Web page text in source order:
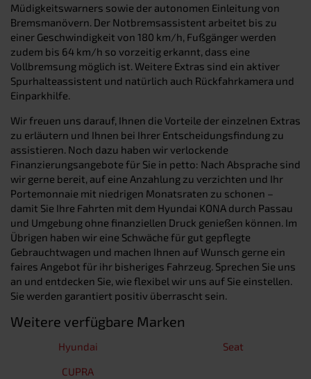
Müdigkeitswarners sowie der autonomen Einleitung von
Bremsmanövern. Der Notbremsassistent arbeitet bis zu
einer Geschwindigkeit von 180 km/h, Fußgänger werden
zudem bis 64 km/h so vorzeitig erkannt, dass eine
Vollbremsung möglich ist. Weitere Extras sind ein aktiver
Spurhalteassistent und natürlich auch Rückfahrkamera und
Einparkhilfe.
Wir freuen uns darauf, Ihnen die Vorteile der einzelnen Extras
zu erläutern und Ihnen bei Ihrer Entscheidungsfindung zu
assistieren. Noch dazu haben wir verlockende
Finanzierungsangebote für Sie in petto: Nach Absprache sind
wir gerne bereit, auf eine Anzahlung zu verzichten und Ihr
Portemonnaie mit niedrigen Monatsraten zu schonen –
damit Sie Ihre Fahrten mit dem Hyundai KONA durch Passau
und Umgebung ohne finanziellen Druck genießen können. Im
Übrigen haben wir eine Schwäche für gut gepflegte
Gebrauchtwagen und machen Ihnen auf Wunsch gerne ein
faires Angebot für ihr bisheriges Fahrzeug. Sprechen Sie uns
an und entdecken Sie, wie flexibel wir uns auf Sie einstellen.
Sie werden garantiert positiv überrascht sein.
Weitere verfügbare Marken
Hyundai
Seat
CUPRA